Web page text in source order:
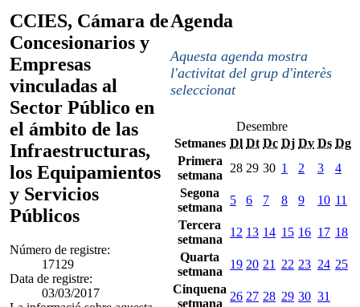
CCIES, Cámara de
Concesionarios y
Empresas
vinculadas al
Sector Público en
el ámbito de las
Infraestructuras,
los Equipamientos
y Servicios
Públicos
Número de registre:
17129
Data de registre:
03/03/2017
Agenda
Aquesta agenda mostra
l'activitat del grup d'interès
seleccionat
Desembre
Setmanes Dl Dt Dc Dj Dv Ds Dg
Primera
setmana
28 29 30 1 2 3
4
Segona
setmana
5 6 7 8 9 10 11
Tercera
setmana
12 13 14 15 16 17 18
Quarta
setmana
19 20 21 22 23 24 25
Cinquena
setmana
26 27 28 29 30 31